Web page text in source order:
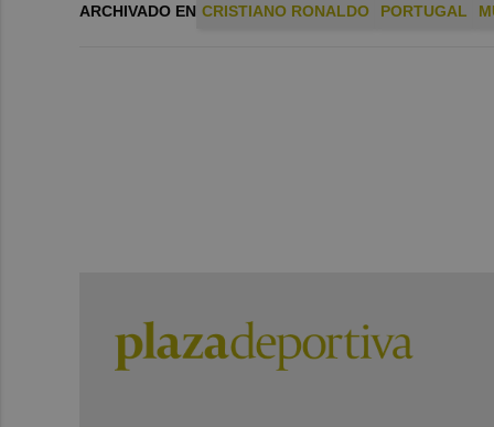
ARCHIVADO EN CRISTIANO RONALDO PORTUGAL